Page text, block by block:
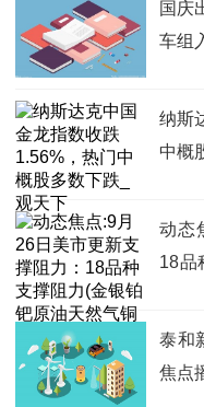
国庆
车组
纳斯
中概
动态
18品
泰和
焦点